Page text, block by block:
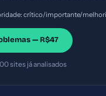
crítico/importante/
— R$47
sites já analisados